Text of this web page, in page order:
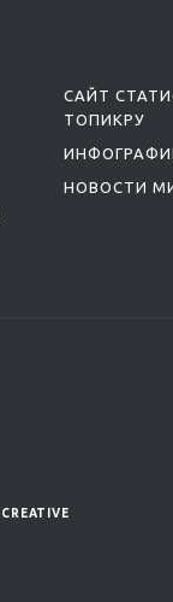
САЙТ
ТОПИКРУ
НОВОСТИ
CREATIVE